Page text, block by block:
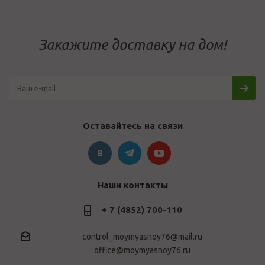
Закажите доставку на дом!
Оставайтесь на связи
Наши контакты
+ 7 (4852) 700-110
control_moymyasnoy76@mail.ru
office@moymyasnoy76.ru